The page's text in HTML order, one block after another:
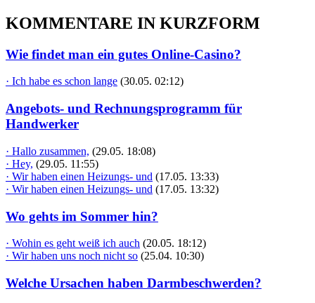
KOMMENTARE IN KURZFORM
Wie findet man ein gutes Online-Casino?
· Ich habe es schon lange (30.05. 02:12)
Angebots- und Rechnungsprogramm für
Handwerker
· Hallo zusammen, (29.05. 18:08)
· Hey, (29.05. 11:55)
· Wir haben einen Heizungs- und (17.05. 13:33)
· Wir haben einen Heizungs- und (17.05. 13:32)
Wo gehts im Sommer hin?
· Wohin es geht weiß ich auch (20.05. 18:12)
· Wir haben uns noch nicht so (25.04. 10:30)
Welche Ursachen haben Darmbeschwerden?